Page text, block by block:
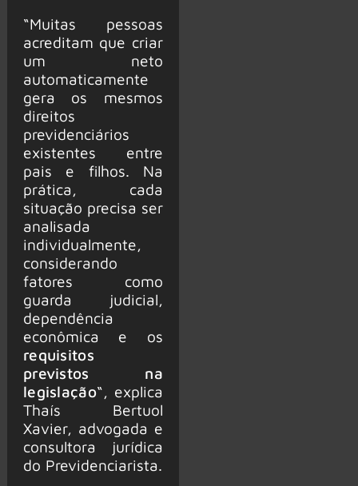
“Muitas pessoas
acreditam que criar
um neto
automaticamente
gera os mesmos
direitos
previdenciários
existentes entre
pais e filhos. Na
prática, cada
situação precisa ser
analisada
individualmente,
considerando
fatores como
guarda judicial,
dependência
econômica e os
requisitos
previstos na
legislação“, explica
Thaís Bertuol
Xavier, advogada e
consultora jurídica
do Previdenciarista.